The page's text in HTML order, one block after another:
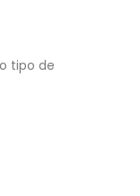
tipo de